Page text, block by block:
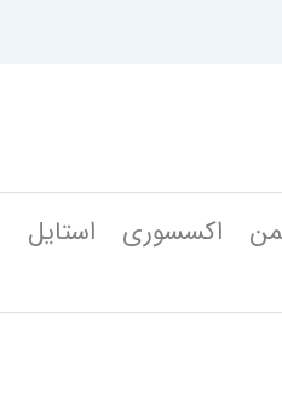
اکسسوری استایل